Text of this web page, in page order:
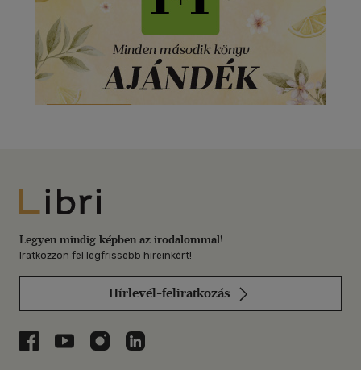
Libri
Legyen mindig képben az irodalommal!
Iratkozzon fel legfrissebb híreinkért!
Hírlevél-feliratkozás
Libri a Facebookon
Libri a Youtube-on
Libri az Instagramon
Libri a LinkedInen